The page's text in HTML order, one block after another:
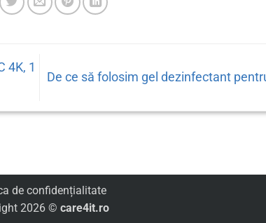
4K, 1
De ce să folosim gel dezinfectant
de confidențialitate
2026 © care4it.ro